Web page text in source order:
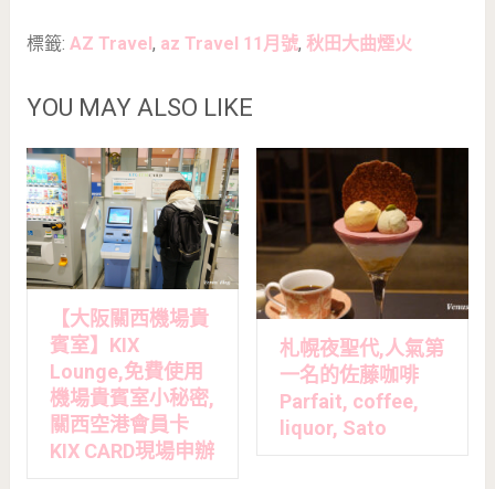
標籤: AZ Travel, az Travel 11月號, 秋田大曲煙火
YOU MAY ALSO LIKE
【大阪關西機場貴
賓室】KIX
Lounge,免費使用
機場貴賓室小秘密,
關西空港會員卡
KIX CARD現場申辦
札幌夜聖代,人氣第
一名的佐藤咖啡
Parfait, coffee,
liquor, Sato